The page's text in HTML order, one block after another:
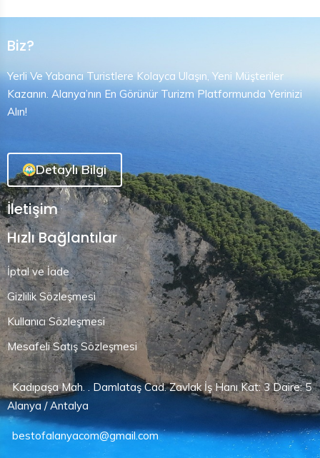
Biz?
Yerli Ve Yabancı Turistlere Kolayca Ulaşın, Yeni Müşteriler
Kazanın. Alanya’nın En Görünür Turizm Platformunda Yerinizi
Alın!
Detaylı Bilgi
İletişim
Hızlı Bağlantılar
İptal ve İade
Gizlilik Sözleşmesi
Kullanıcı Sözleşmesi
Mesafeli Satış Sözleşmesi
Kadıpaşa Mah. . Damlataş Cad. Zavlak İş Hanı Kat: 3 Daire: 5
Alanya / Antalya
bestofalanyacom@gmail.com